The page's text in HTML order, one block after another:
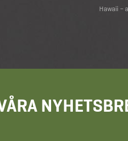
Hawaii –